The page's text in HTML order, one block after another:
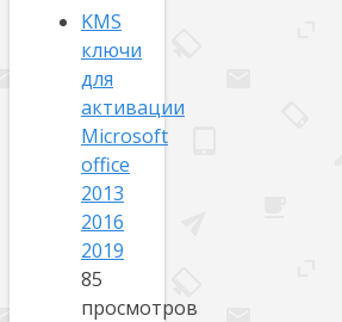
KMS
ключи
для
активации
Microsoft
office
2013
2016
2019
85
просмотров